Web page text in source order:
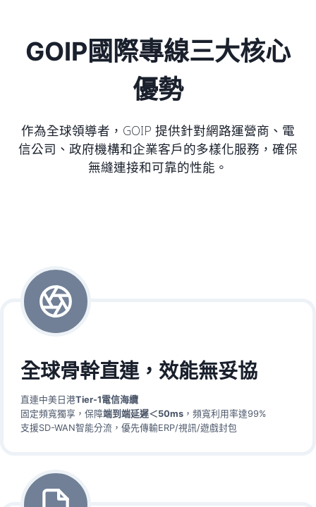
GOIP國際專線三大核心
優勢
作為全球領導者，GOIP 提供針對網路運營商、電
信公司、政府機構和企業客戶的多樣化服務，確保
無縫連接和可靠的性能。
全球骨幹直連，效能無妥協
直連中美日港Tier-1電信海纜
固定頻寬獨享，保障端到端延遲＜50ms ，頻寬利用率達99%
支援SD-WAN智能分流，優先傳輸ERP/視訊/遊戲封包